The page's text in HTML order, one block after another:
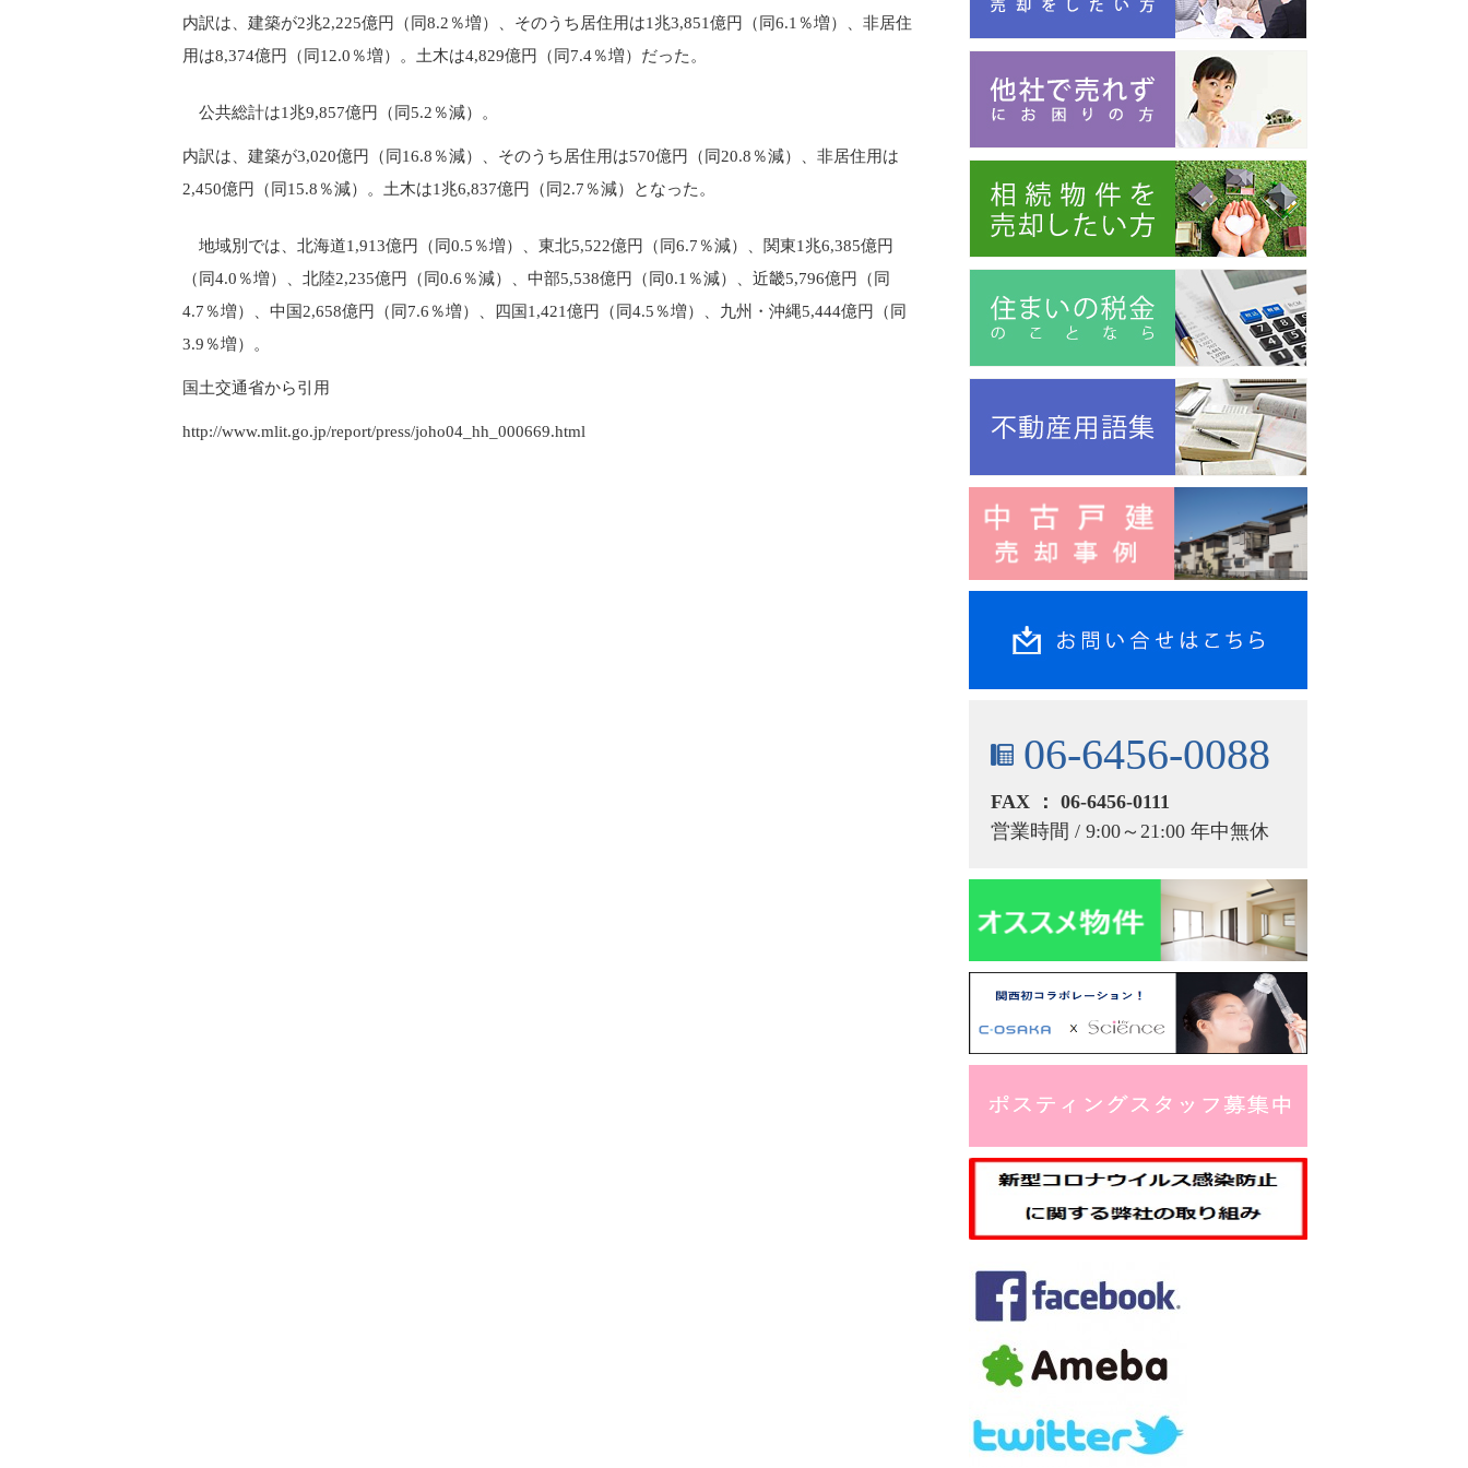
内訳は、建築が2兆2,225億円（同8.2％増）、そのうち居住用は1兆3,851億円（同6.1％増）、非居住
用は8,374億円（同12.0％増）。土木は4,829億円（同7.4％増）だった。
公共総計は1兆9,857億円（同5.2％減）。
内訳は、建築が3,020億円（同16.8％減）、そのうち居住用は570億円（同20.8％減）、非居住用は
2,450億円（同15.8％減）。土木は1兆6,837億円（同2.7％減）となった。
地域別では、北海道1,913億円（同0.5％増）、東北5,522億円（同6.7％減）、関東1兆6,385億円
（同4.0％増）、北陸2,235億円（同0.6％減）、中部5,538億円（同0.1％減）、近畿5,796億円（同
4.7％増）、中国2,658億円（同7.6％増）、四国1,421億円（同4.5％増）、九州・沖縄5,444億円（同
3.9％増）。
国土交通省から引用
http://www.mlit.go.jp/report/press/joho04_hh_000669.html
06-6456-0088
FAX ： 06-6456-0111
営業時間 / 9:00～21:00 年中無休